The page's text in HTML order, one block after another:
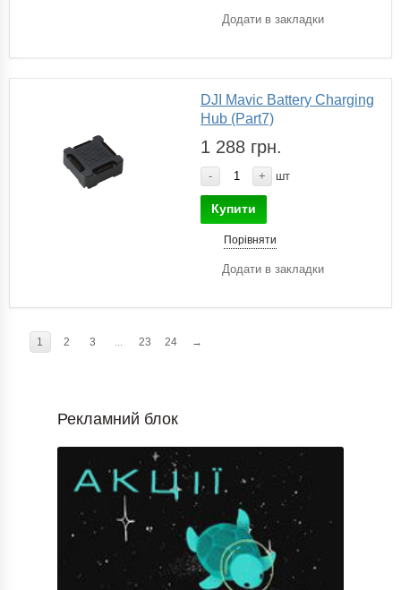
Додати в закладки
DJI Mavic Battery Charging
Hub (Part7)
1 288 грн.
- + шт
Купити
Порівняти
Додати в закладки
1 2 3 23 24 →
Рекламний блок